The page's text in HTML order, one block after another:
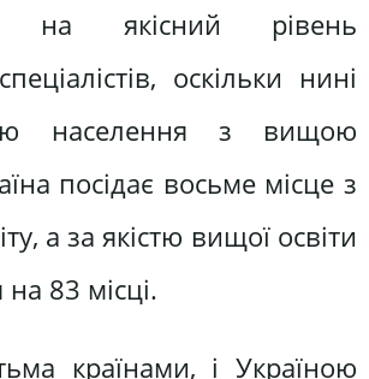
на якісний рівень
оскільки нині
населення з вищою
посідає восьме місце з
а за якістю вищої освіти
83 місці.
країнами, і Україною